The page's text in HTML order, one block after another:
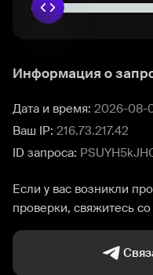
Информация о
Дата и время: 2026-08-
Ваш IP: 216.73.217.42
ID запроса:
Если у вас возникли
проверки, свяжитесь